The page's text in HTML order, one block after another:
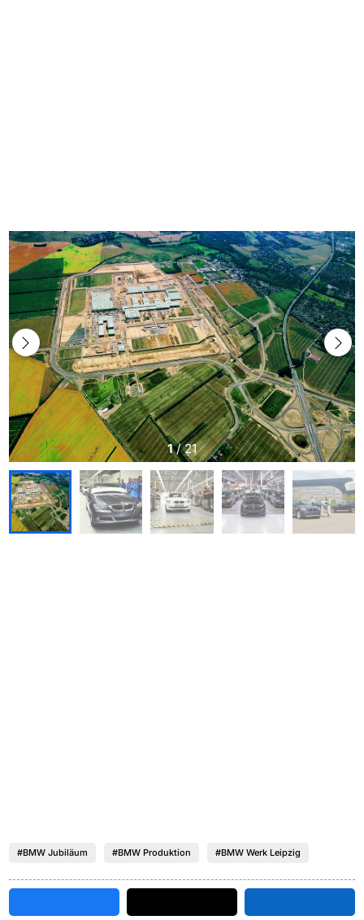
1/21
#BMW Jubiläum #BMW Produktion #BMW Werk Leipzig